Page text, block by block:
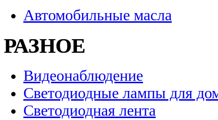
Автомобильные масла
РАЗНОЕ
Видеонаблюдение
Светодиодные лампы для
Светодиодная лента